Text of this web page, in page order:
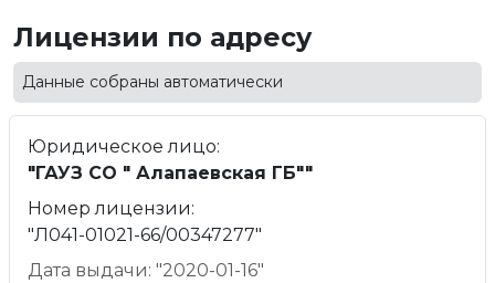
Лицензии по адресу
Данные собраны автоматически
Юридическое лицо:
"ГАУЗ СО " Алапаевская ГБ""
Номер лицензии:
"Л041-01021-66/00347277"
Дата выдачи: "2020-01-16"